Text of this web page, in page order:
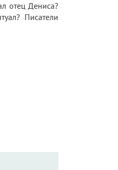
отец Дениса?
Писатели